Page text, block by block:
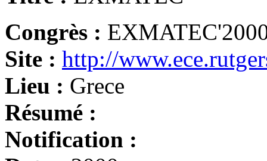
Congrès :
Site : http://
Lieu : Grece
Résumé :
Notification :